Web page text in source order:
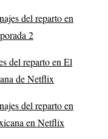
del reparto en
2
del reparto en El
de Netflix
del reparto en
en Netflix